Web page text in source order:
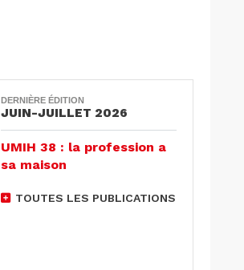
DERNIÈRE ÉDITION
JUIN-JUILLET 2026
UMIH 38 : la profession a
sa maison
TOUTES LES PUBLICATIONS